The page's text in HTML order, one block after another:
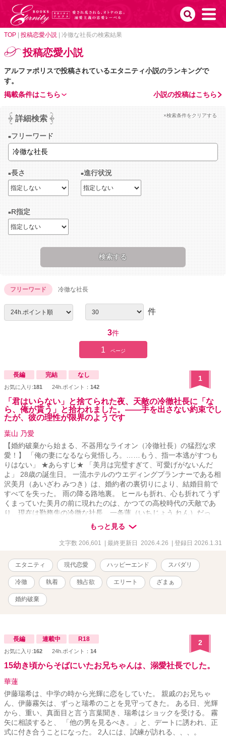
TOP 投稿恋愛小説 冷徹な社長の検索結果
投稿恋愛小説
アルファポリスで投稿されているエタニティ小説のランキングで
す。
小説の投稿はこちら
掲載条件はこちら
詳細検索 ×検索条件をクリアする
フリーワード
長さ 進行状況
R指定
フリーワード 冷徹な社長
件
3件
1 ページ
長編 完結 なし
お気に入り:181 24h.ポイント： 142
1
「君はいらない」と捨てられた夜、天敵の冷徹社長に「な
ら、俺が貰う」と拾われました。――手を出さない約束でし
たが、彼の理性が限界のようです
葉山 乃愛
【婚約破棄から始まる、不器用なライオン（冷徹社長）の猛烈な求
愛！】 「俺の妻になるなら覚悟しろ。……もう、指一本逃がすつも
りはない」 ★あらすじ★ 「美月は完璧すぎて、可愛げがないんだ
よ」 28歳の誕生日。 一流ホテルのウエディングプランナーである相
沢美月（あいざわ みつき）は、婚約者の裏切りにより、結婚目前で
すべてを失った。 雨の降る路地裏。 ヒールも折れ、心も折れてうず
くまっていた美月の前に現れたのは、かつての高校時代の天敵であ
り、現在は勤務先の冷徹な社長 一条蓮（いちじょう れん）だっ
た。 「捨て猫以下だな」 そう憎まれ口を叩きながらも、彼は泥だら
けの美月を躊躇なく抱き上げ、最高級ペントハウスへと連れ帰る。
そして、彼が突きつけたのは、あまりにも強引な提案だった。 「住
役を演じろ」 利害の一致した契約関係。 条件は「お互いに干渉しな
いこと」、そして「決して手を出さないこと」。 ……のはずだった
のに。 「髪、濡れたままだと風邪を引く」 「あんな男のために泣く
な。顔が台無しだ」 同居生活で見えてきたのは、冷徹な仮面の下に
隠された、不器用すぎるほどの優しさと独占欲。 美月が作った手料
理を誰よりも美味しそうに食べ、元婚約者が復縁を迫ってくれば
る雷雨の夜。 美月が不用意に彼に触れた瞬間、一条の理性のタガが
外れてしまい――。 「……手を出さない約束？ 撤回だ」 「そんな無
防備な顔で見つめて、何もしないでいられるほど、俺は聖人君子じ
ゃない」 10年越しの片思いをこじらせたハイスペック社長 × 仕事熱
物の愛（溺愛）に変わるまで。 元婚約者への痛快な「ざまぁ」も収
録した、極上の大人のシンデレラストーリー！ 【登場人物】 ◆相沢
美月（28） ホテルの敏腕ウエディングプランナー。真面目でお人好
しな性格が災いし、「つまらない女」と婚約破棄される。実は家事
万能で、酔うと少しだけ甘えん坊になる（本人は無自覚）。 ◆一条
蓮（28） ホテルグループの社長。美貌と才覚を併せ持つが、他人に
もっと見る
文字数 206,601 | 最終更新日 2026.4.26 | 登録日 2026.1.31
エタニティ 現代恋愛 ハッピーエンド スパダリ
冷徹 執着 独占欲 エリート ざまぁ
婚約破棄
長編 連載中 R18
お気に入り:162 24h.ポイント： 14
2
15幼き頃からそばにいたお兄ちゃんは、溺愛社長でした。
華蓮
伊藤瑞希は、中学の時から光輝に恋をしていた。 親戚のお兄ちゃ
ん、伊藤霧矢は、ずっと瑞希のことを見守ってきた。 ある日、光輝
から、重い、真面目と言う言葉聞き、瑞希はショックを受ける。 霧
矢に相談すると、 「他の男を見るべき。」と、デートに誘われ、正
式に付き合うことになった。 2人には、試練が訪れる、、、。